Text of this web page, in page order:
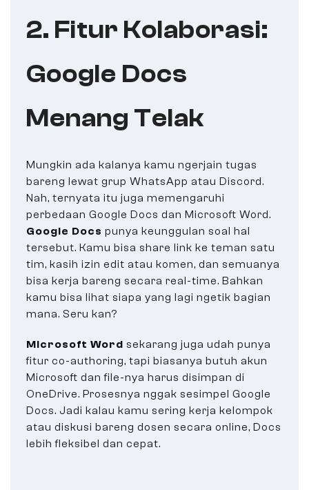
2. Fitur Kolaborasi:
Google Docs
Menang Telak
Mungkin ada kalanya kamu ngerjain tugas
bareng lewat grup WhatsApp atau Discord.
Nah, ternyata itu juga memengaruhi
perbedaan Google Docs dan Microsoft Word.
Google Docs punya keunggulan soal hal
tersebut. Kamu bisa share link ke teman satu
tim, kasih izin edit atau komen, dan semuanya
bisa kerja bareng secara real-time. Bahkan
kamu bisa lihat siapa yang lagi ngetik bagian
mana. Seru kan?
Microsoft Word sekarang juga udah punya
fitur co-authoring, tapi biasanya butuh akun
Microsoft dan file-nya harus disimpan di
OneDrive. Prosesnya nggak sesimpel Google
Docs. Jadi kalau kamu sering kerja kelompok
atau diskusi bareng dosen secara online, Docs
lebih fleksibel dan cepat.